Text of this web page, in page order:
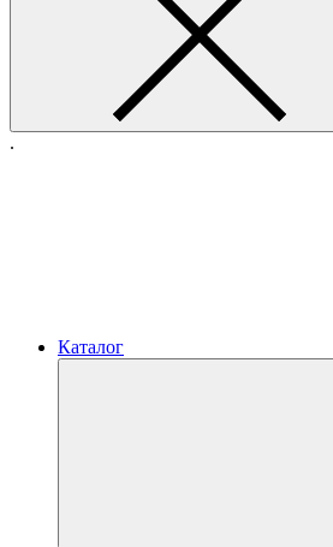
.
Каталог